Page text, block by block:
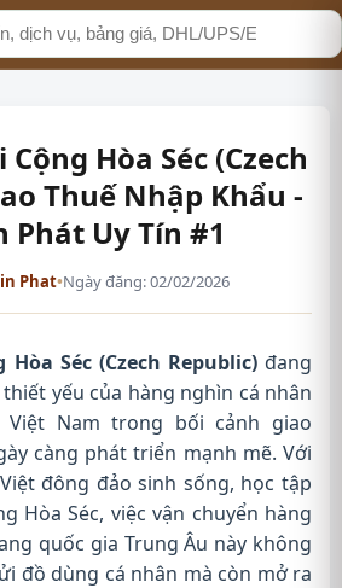
Hòa Séc (Czech
Thuế Nhập Khẩu -
Phát Uy Tín #1
Phat•Ngày đăng: 02/02/2026
Séc (Czech Republic)đang
yếu của hàng nghìn cá nhân
Việt Nam trong bối cảnh giao
càng phát triển mạnh mẽ. Với
đông đảo sinh sống, học tập
Hòa Séc, việc vận chuyển hàng
quốc gia Trung Âu này không
đồ dùng cá nhân mà còn mở ra